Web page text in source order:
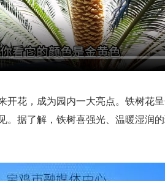
开花，成为园内一大亮点。铁树花
。据了解，铁树喜强光、温暖湿润